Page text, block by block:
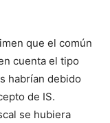
que el común
cuenta el tipo
habrían debido
de IS.
se hubiera